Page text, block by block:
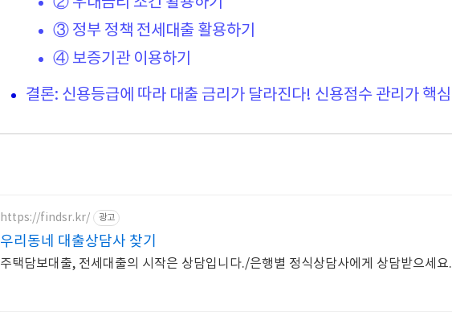
③ 정부 정책 전세대출 활용하기
④ 보증기관 이용하기
결론: 신용등급에 따라 대출 금리가 달라진다! 신용점수 관리가 핵심
https://findsr.kr/ 광고
우리동네 대출상담사 찾기
주택담보대출, 전세대출의 시작은 상담입니다./은행별 정식상담사에게 상담받으세요.